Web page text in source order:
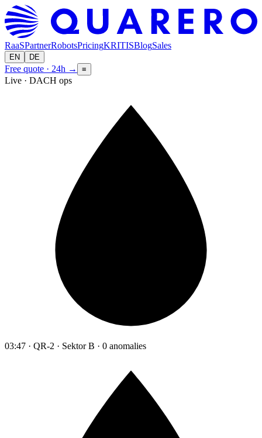
RaaSPartnerRobotsPricingKRITISBlogSales
EN DE
Free quote · 24h → ≡
Live · DACH ops
03:47 · QR-2 · Sektor B · 0 anomalies